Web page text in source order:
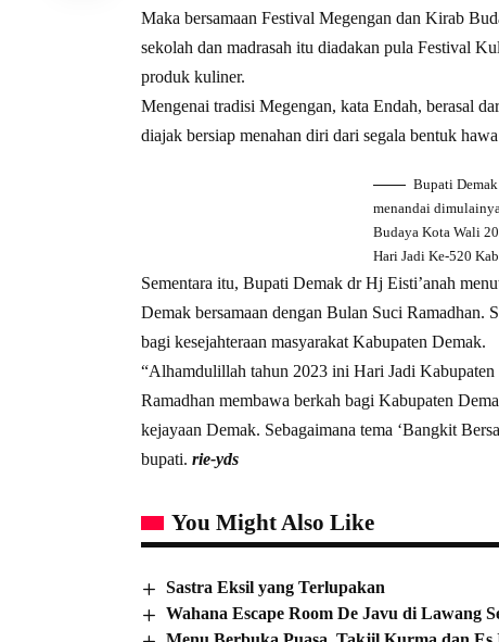
Maka bersamaan Festival Megengan dan Kirab
sekolah dan madrasah itu diadakan pula Festival
produk kuliner.
Mengenai tradisi Megengan, kata Endah, berasal
diajak bersiap menahan diri dari segala bentuk
Bupati
menandai
Budaya Kota Wali
Hari Jadi Ke-520
Sementara itu, Bupati Demak dr Hj Eisti’anah
Demak bersamaan dengan Bulan Suci Ramadhan.
bagi kesejahteraan masyarakat Kabupaten Demak.
“Alhamdulillah tahun 2023 ini Hari Jadi Kabupaten
Ramadhan membawa berkah bagi Kabupaten
kejayaan Demak. Sebagaimana tema ‘Bangkit
bupati. rie-yds
You Might Also Like
Sastra Eksil yang Terlupakan
Wahana Escape Room De Javu di Lawang